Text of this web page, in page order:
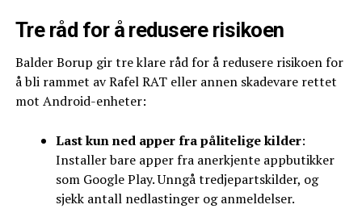
Tre råd for å redusere risikoen
Balder Borup gir tre klare råd for å redusere risikoen for
å bli rammet av Rafel RAT eller annen skadevare rettet
mot Android-enheter:
Last kun ned apper fra pålitelige kilder:
Installer bare apper fra anerkjente appbutikker
som Google Play. Unngå tredjepartskilder, og
sjekk antall nedlastinger og anmeldelser.